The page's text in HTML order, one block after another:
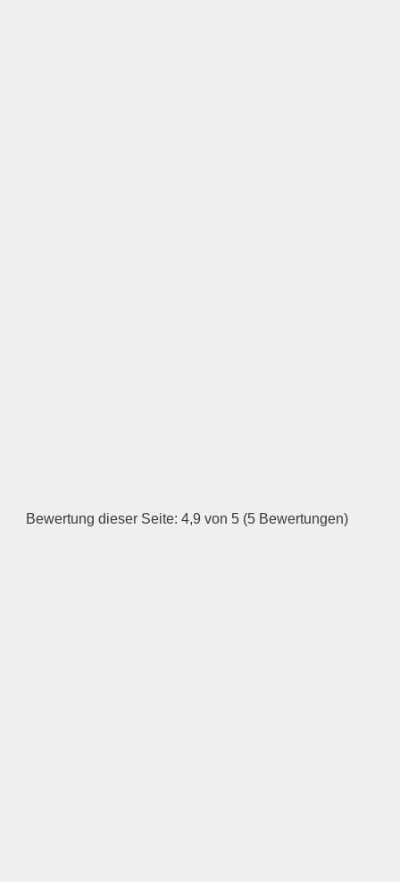
—
Bewertung dieser Seite: 4,9 von 5 (5 Bewertungen)